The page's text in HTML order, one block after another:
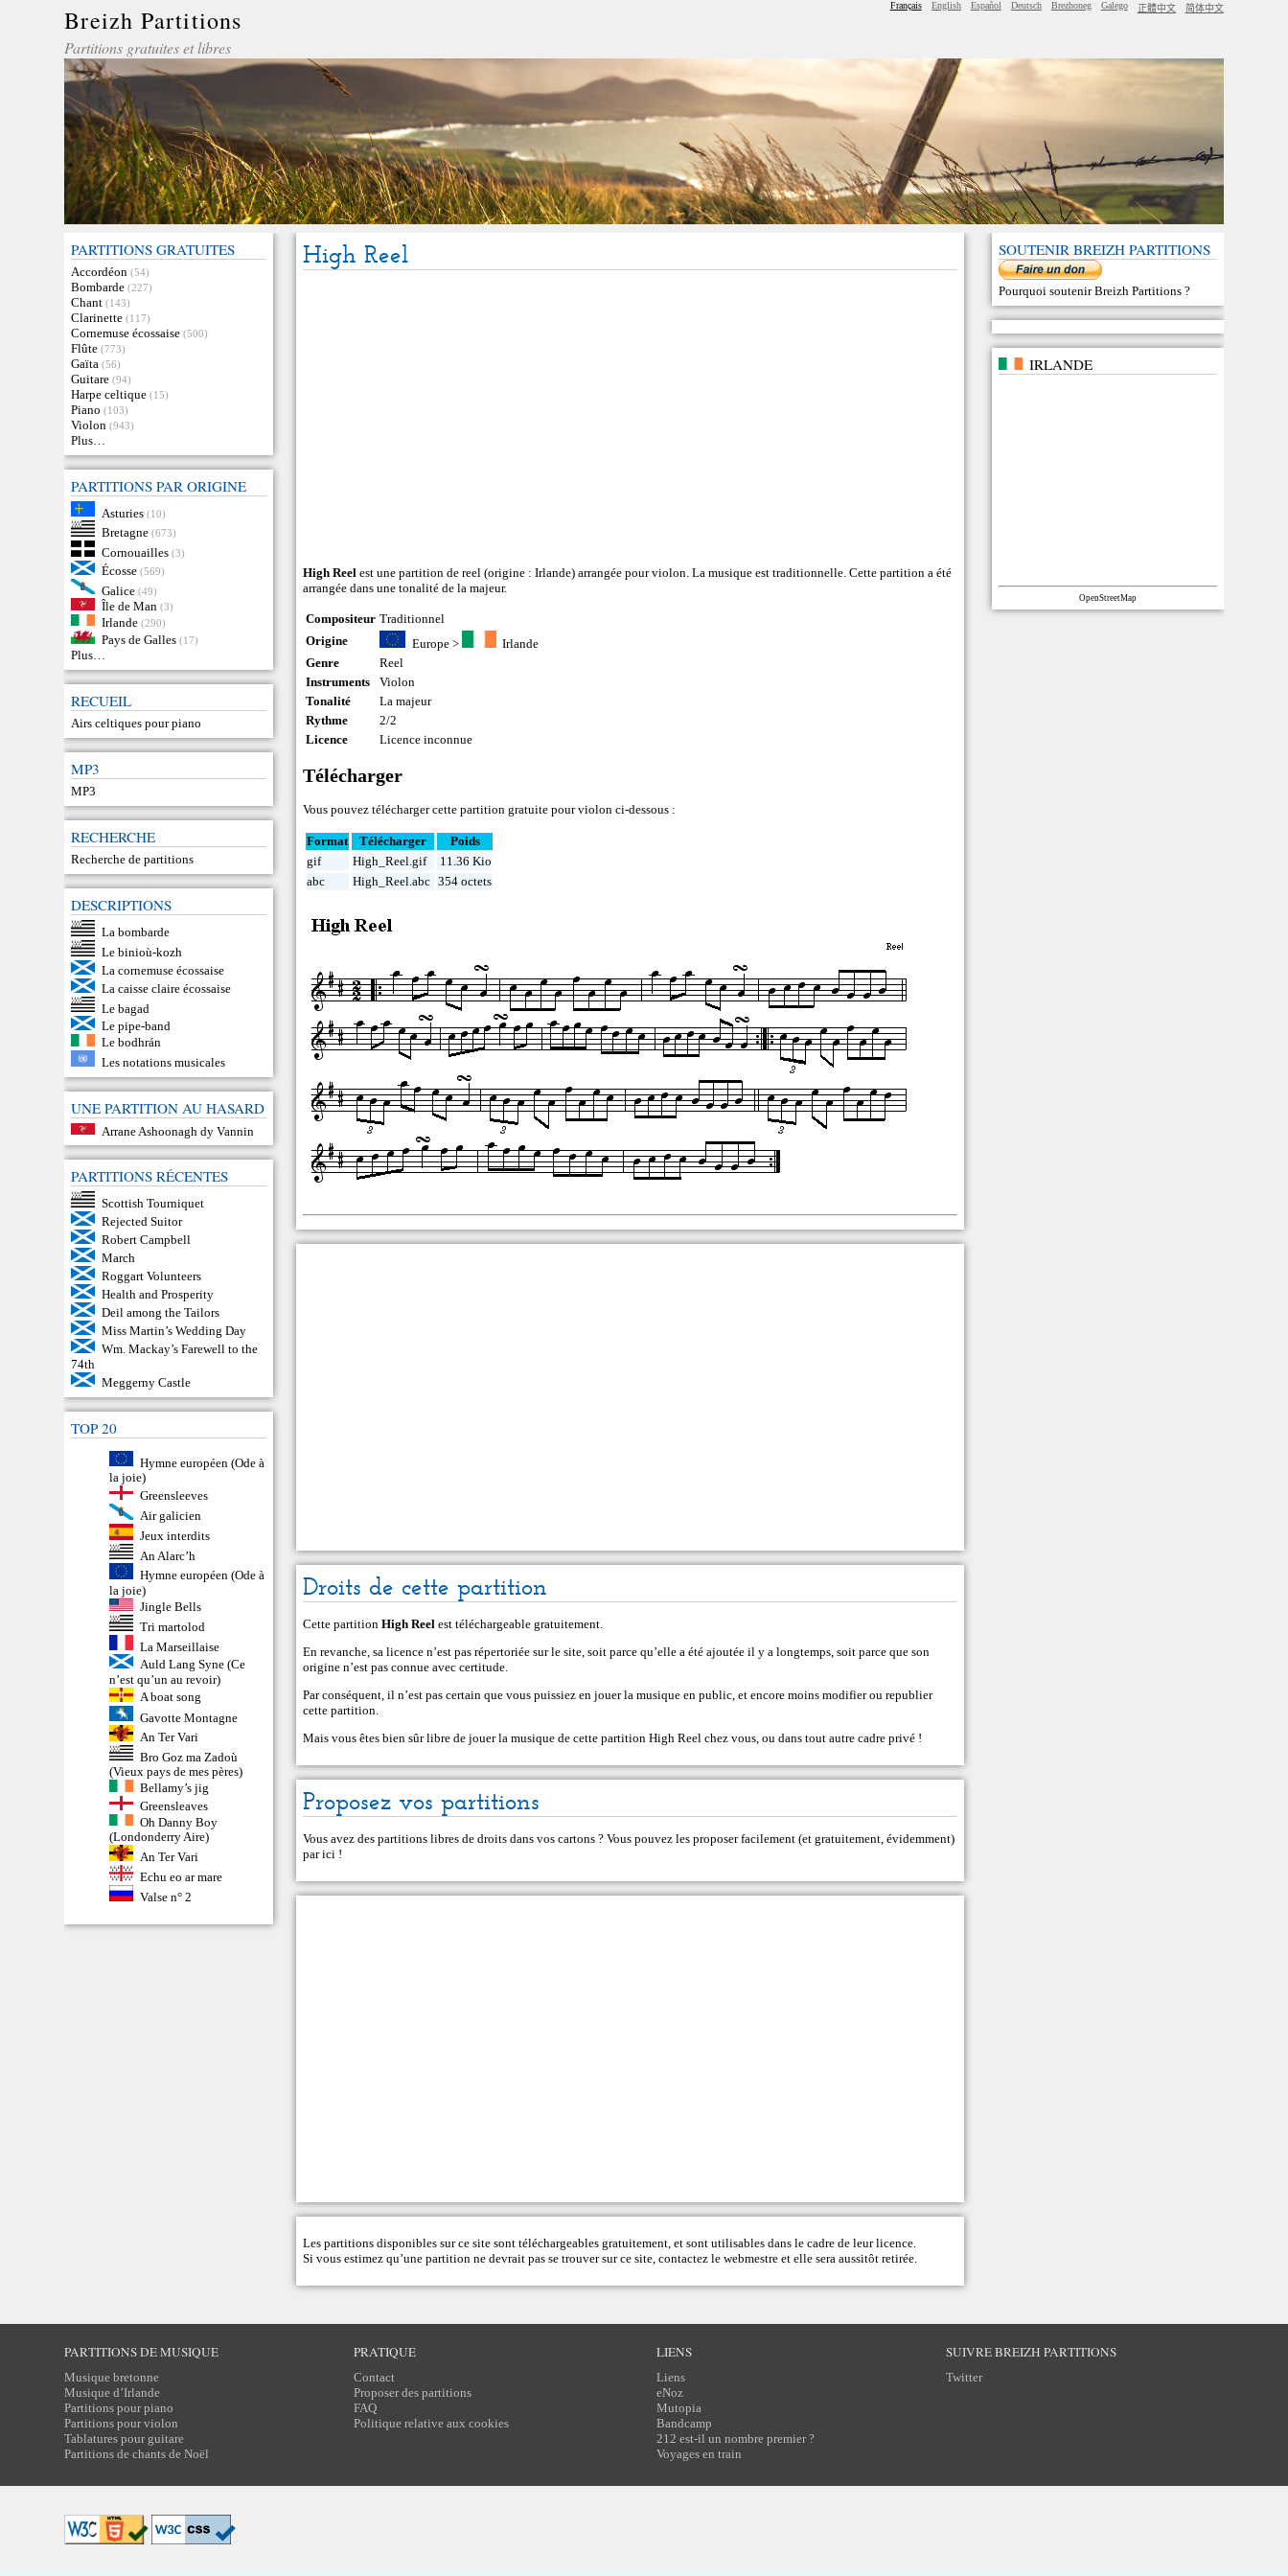
Breizh Partitions
Partitions gratuites et libres
Français English Español Deutsch Brezhoneg Galego 正體中文 简体中文
PARTITIONS GRATUITES
Accordéon (54)
Bombarde (227)
Chant (143)
Clarinette (117)
Cornemuse écossaise (500)
Flûte (773)
Gaïta (56)
Guitare (94)
Harpe celtique (15)
Piano (103)
Violon (943)
Plus…
PARTITIONS PAR ORIGINE
Asturies (10)
Bretagne (673)
Cornouailles (3)
Écosse (569)
Galice (49)
Île de Man (3)
Irlande (290)
Pays de Galles (17)
Plus…
RECUEIL
Airs celtiques pour piano
MP3
MP3
RECHERCHE
Recherche de partitions
DESCRIPTIONS
La bombarde
Le binioù-kozh
La cornemuse écossaise
La caisse claire écossaise
Le bagad
Le pipe-band
Le bodhrán
Les notations musicales
UNE PARTITION AU HASARD
Arrane Ashoonagh dy Vannin
PARTITIONS RÉCENTES
Scottish Tourniquet
Rejected Suitor
Robert Campbell
March
Roggart Volunteers
Health and Prosperity
Deil among the Tailors
Miss Martin’s Wedding Day
Wm. Mackay’s Farewell to the
74th
Meggerny Castle
TOP 20
Hymne européen (Ode à
la joie)
Greensleeves
Air galicien
Jeux interdits
An Alarc’h
Hymne européen (Ode à
la joie)
Jingle Bells
Tri martolod
La Marseillaise
Auld Lang Syne (Ce
n’est qu’un au revoir)
A boat song
Gavotte Montagne
An Ter Vari
Bro Goz ma Zadoù
(Vieux pays de mes pères)
Bellamy’s jig
Greensleaves
Oh Danny Boy
(Londonderry Aire)
An Ter Vari
Echu eo ar mare
Valse n° 2
High Reel
High Reel est une partition de reel (origine : Irlande) arrangée pour violon. La musique est traditionnelle. Cette partition a été
arrangée dans une tonalité de la majeur.
Compositeur Traditionnel
Origine
Europe>
Irlande
Genre
Reel
Instruments
Violon
Tonalité
La majeur
Rythme
2/2
Licence
Licence inconnue
Télécharger
Vous pouvez télécharger cette partition gratuite pour violon ci-dessous :
Format Télécharger
Poids
gif
High_Reel.gif
11.36 Kio
abc
High_Reel.abc 354 octets
Droits de cette partition
Cette partitionHigh Reel est téléchargeable gratuitement.
En revanche, sa licence n’est pas répertoriée sur le site, soit parce qu’elle a été ajoutée il y a longtemps, soit parce que son
origine n’est pas connue avec certitude.
Par conséquent, il n’est pas certain que vous puissiez en jouer la musique en public, et encore moins modifier ou republier
cette partition.
Mais vous êtes bien sûr libre de jouer la musique de cette partition High Reel chez vous, ou dans tout autre cadre privé !
Proposez vos partitions
Vous avez des partitions libres de droits dans vos cartons ? Vous pouvez les proposer facilement (et gratuitement, évidemment)
par ici !
Les partitions disponibles sur ce site sont téléchargeables gratuitement, et sont utilisables dans le cadre de leur licence.
Si vous estimez qu’une partition ne devrait pas se trouver sur ce site, contactez lewebmestre et elle sera aussitôt retirée.
SOUTENIR BREIZH PARTITIONS
Pourquoi soutenir Breizh Partitions ?
IRLANDE
OpenStreetMap
PARTITIONS DE MUSIQUE
Musique bretonne
Musique d’Irlande
Partitions pour piano
Partitions pour violon
Tablatures pour guitare
Partitions de chants de Noël
PRATIQUE
Contact
Proposer des partitions
FAQ
Politique relative aux cookies
LIENS
Liens
eNoz
Mutopia
Bandcamp
212 est-il un nombre premier ?
Voyages en train
SUIVRE BREIZH PARTITIONS
Twitter